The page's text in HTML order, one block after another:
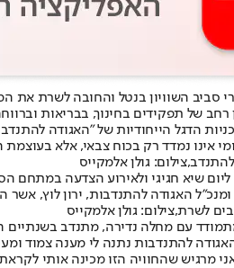
רחב של תפקידים בחינוך, בבריאות
הדגל הייחודיות של "האגודה
אינו נמדד רק בכוח צבאי, אלא
גולן אלמקייס
שיא חגיגי ולאירוע הצדעה במתחם
ומנכ"ל האגודה להתנדבות, ירון לוץ,
לשרת,צילום: גולן אלמקייס
עם מחלה נדירה, מתנדב
להתנדבות נתנה לי מענה צמוד
מרגיש שהחוויה הזו מכינה אותי